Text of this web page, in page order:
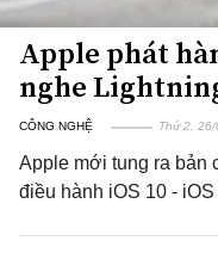
Apple phát
nghe
CÔNG NGHỆ Thứ 2,
Apple mới tung ra bản
điều hành iOS 10 - iOS